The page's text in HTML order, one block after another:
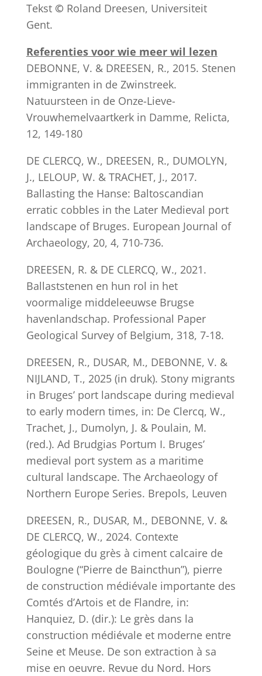
Tekst © Roland Dreesen, Universiteit
Gent.
Referenties voor wie meer wil lezen
DEBONNE, V. & DREESEN, R., 2015. Stenen
immigranten in de Zwinstreek.
Natuursteen in de Onze-Lieve-
Vrouwhemelvaartkerk in Damme, Relicta,
12, 149-180
DE CLERCQ, W., DREESEN, R., DUMOLYN,
J., LELOUP, W. & TRACHET, J., 2017.
Ballasting the Hanse: Baltoscandian
erratic cobbles in the Later Medieval port
landscape of Bruges. European Journal of
Archaeology, 20, 4, 710-736.
DREESEN, R. & DE CLERCQ, W., 2021.
Ballaststenen en hun rol in het
voormalige middeleeuwse Brugse
havenlandschap. Professional Paper
Geological Survey of Belgium, 318, 7-18.
DREESEN, R., DUSAR, M., DEBONNE, V. &
NIJLAND, T., 2025 (in druk). Stony migrants
in Bruges’ port landscape during medieval
to early modern times, in: De Clercq, W.,
Trachet, J., Dumolyn, J. & Poulain, M.
(red.). Ad Brudgias Portum I. Bruges’
medieval port system as a maritime
cultural landscape. The Archaeology of
Northern Europe Series. Brepols, Leuven
DREESEN, R., DUSAR, M., DEBONNE, V. &
DE CLERCQ, W., 2024. Contexte
géologique du grès à ciment calcaire de
Boulogne (“Pierre de Baincthun”), pierre
de construction médiévale importante des
Comtés d’Artois et de Flandre, in:
Hanquiez, D. (dir.): Le grès dans la
construction médiévale et moderne entre
Seine et Meuse. De son extraction à sa
mise en oeuvre. Revue du Nord. Hors